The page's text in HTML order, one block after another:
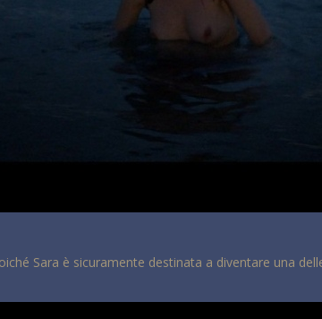
Sara è sicuramente destinata a diventare una